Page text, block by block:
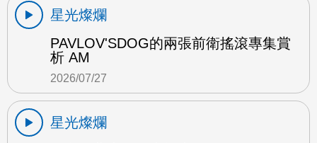
星光燦爛
PAVLOV'SDOG的兩張前衛搖滾專集賞
析 AM
2026/07/27
星光燦爛